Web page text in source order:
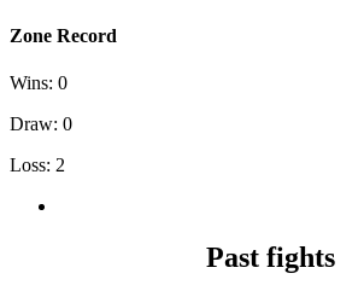
Zone Record
Wins: 0
Draw: 0
Loss: 2
Past fights